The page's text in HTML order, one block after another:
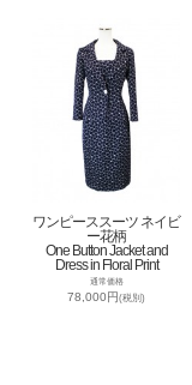
ワンピーススーツ ネイビ
ー花柄
One Button Jacket and
Dress in Floral Print
通常価格
78,000円(税別)